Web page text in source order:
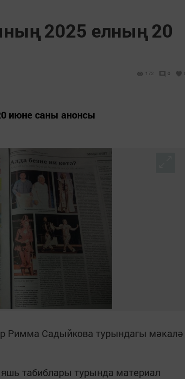
2025 елның 20
172 0
июне саны анонсы
Римма Садыйкова турындагы мәкалә
табиблары турында материал